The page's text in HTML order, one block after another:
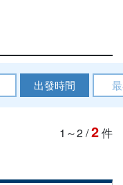
出發時間
1～2/2件